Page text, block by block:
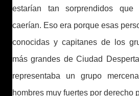
estarían tan sorprendidos
caerían. Eso era porque esas
conocidas y capitanes de los
más grandes de Ciudad
representaba un grupo
hombres muy fuertes por derecho